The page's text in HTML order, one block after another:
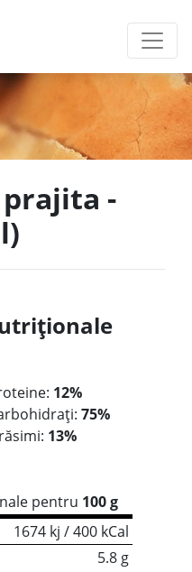
-
12%
75%
13%
pentru 100 g
1674 kj / 400 kCal
5.8 g